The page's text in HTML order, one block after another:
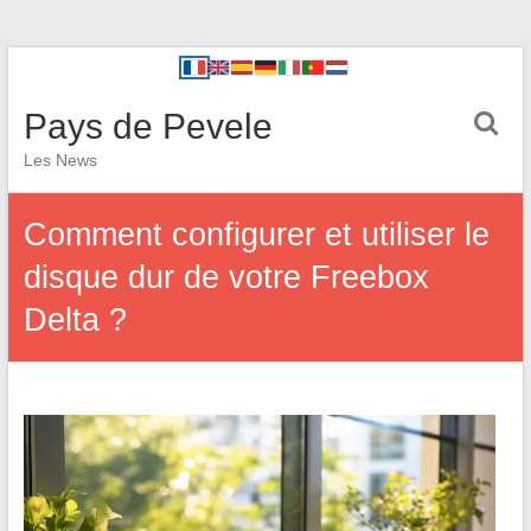
Pays de Pevele
Les News
Comment configurer et utiliser le
disque dur de votre Freebox
Delta ?